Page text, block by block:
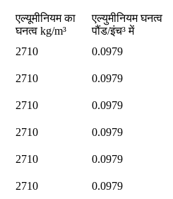
एल्यूमीनियम का
घनत्व kg/m³
एल्युमीनियम घनत्व
पौंड/इंच³ में
2710
0.0979
2710
0.0979
2710
0.0979
2710
0.0979
2710
0.0979
2710
0.0979